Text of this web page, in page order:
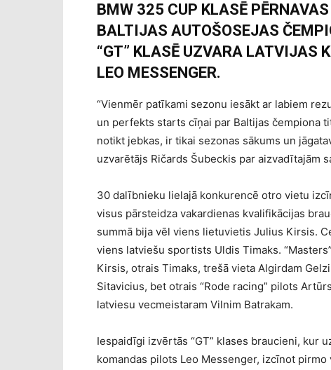
BMW 325 CUP KLASĒ
BALTIJAS AUTOŠOSEJAS
“GT” KLASĒ UZVARA LATVIJAS
LEO MESSENGER.
“Vienmēr patīkami sezonu iesākt ar labiem
un perfekts starts cīņai par Baltijas čempiona
notikt jebkas, ir tikai sezonas sākums un
uzvarētājs Ričards Šubeckis par aizvadītajām
30 dalībnieku lielajā konkurencē otro vietu
visus pārsteidza vakardienas kvalifikācijas
summā bija vēl viens lietuvietis Julius Kirsis.
viens latviešu sportists Uldis Timaks.
Kirsis, otrais Timaks, trešā vieta Algirdam
Sitavicius, bet otrais “Rode racing” pilots
latviesu vecmeistaram Vilnim Batrakam.
Iespaidīgi izvērtās “GT” klases braucieni, kur
komandas pilots Leo Messenger, izcīnot